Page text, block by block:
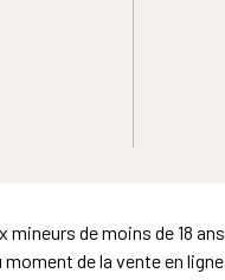
de moins de 18 ans.
de la vente en ligne.